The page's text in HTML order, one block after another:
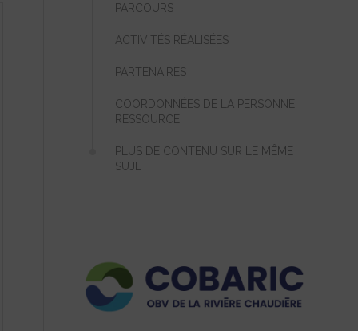
PARCOURS
ACTIVITÉS RÉALISÉES
PARTENAIRES
COORDONNÉES DE LA PERSONNE
RESSOURCE
PLUS DE CONTENU SUR LE MÊME
SUJET